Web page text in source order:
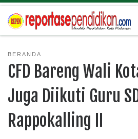
BERANDA
CFD Bareng Wali
Juga Diikuti Guru
Rappokalling II